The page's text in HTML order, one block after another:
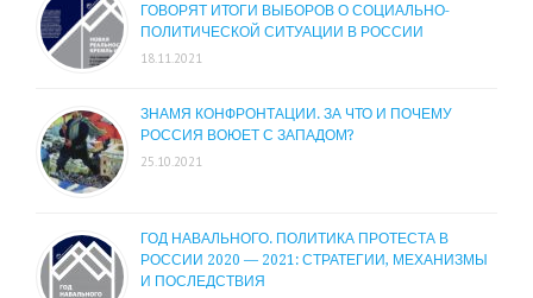
ГОВОРЯТ ИТОГИ ВЫБОРОВ О СОЦИАЛЬНО-
ПОЛИТИЧЕСКОЙ СИТУАЦИИ В РОССИИ
18.11.2021
ЗНАМЯ КОНФРОНТАЦИИ. ЗА ЧТО И ПОЧЕМУ
РОССИЯ ВОЮЕТ С ЗАПАДОМ?
25.10.2021
ГОД НАВАЛЬНОГО. ПОЛИТИКА ПРОТЕСТА В
РОССИИ 2020 — 2021: СТРАТЕГИИ, МЕХАНИЗМЫ
И ПОСЛЕДСТВИЯ